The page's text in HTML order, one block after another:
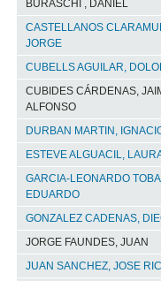
BURASCHI , DANIEL
CASTELLANOS
JORGE
CUBELLS AGUILAR,
CUBIDES CÁRDENAS,
ALFONSO
DURBAN MARTIN,
ESTEVE ALGUACIL,
GARCIA-LEONARDO
EDUARDO
GONZALEZ CADENAS,
JORGE FAUNDES, JUAN
JUAN SANCHEZ, JOSE